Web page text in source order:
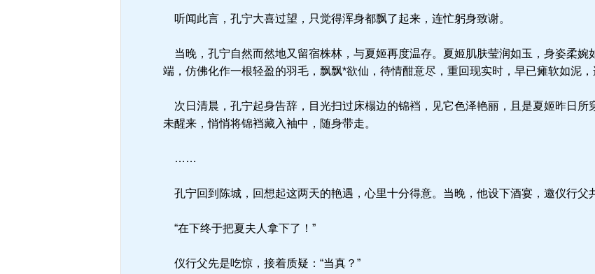
听闻此言，孔宁大喜过望，只觉得浑身都飘了起来，连忙躬身致谢。
当晚，孔宁自然而然地又留宿株林，与夏姬再度温存。夏姬肌肤莹润如玉，身姿柔婉
端，仿佛化作一根轻盈的羽毛，飘飘*欲仙，待情酣意尽，重回现实时，早已瘫软如泥，
次日清晨，孔宁起身告辞，目光扫过床榻边的锦裆，见它色泽艳丽，且是夏姬昨日所
未醒来，悄悄将锦裆藏入袖中，随身带走。
……
孔宁回到陈城，回想起这两天的艳遇，心里十分得意。当晚，他设下酒宴，邀仪行父
“在下终于把夏夫人拿下了！”
仪行父先是吃惊，接着质疑：“当真？”